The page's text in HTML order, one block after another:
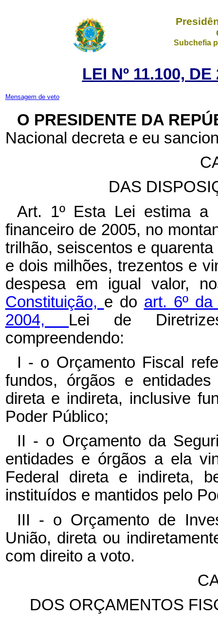
Subchefia
LEI Nº 11.100,
Mensagem de veto
O PRESIDENTE DA
Nacional decreta e eu
DAS
Art. 1º Esta Lei estima a
financeiro de 2005, no
trilhão, seiscentos e
e dois milhões, trezentos e
despesa em igual valor,
Constituição, e do art. 6º
2004, Lei de
compreendendo:
I - o Orçamento Fiscal
fundos, órgãos e
direta e indireta, inclusive
Poder Público;
II - o Orçamento da
entidades e órgãos a ela
Federal direta e indireta,
instituídos e mantidos pelo
III - o Orçamento de
União, direta ou
com direito a voto.
DOS ORÇAMENTOS